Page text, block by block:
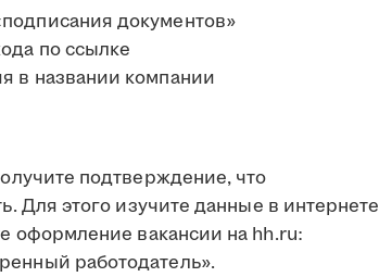
документов»
по ссылке
в названии компании
подтверждение, что
Для этого изучите данные в интернете
оформление вакансии на hh.ru:
работодатель».